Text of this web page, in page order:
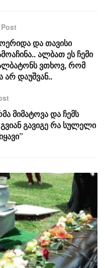
და თავისი
ალბათ ეს ჩემი
ვთხოვ, რომ
არ დაუშვან..
მიმატოვა და ჩემს
გავიგე რა სულელი